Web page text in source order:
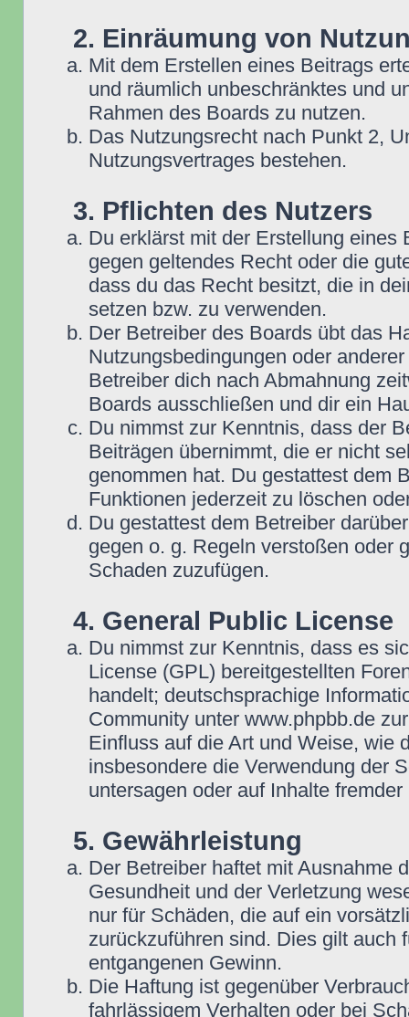
2. Einräumung von
Mit dem Erstellen eines Beitrags
und räumlich unbeschränktes und
Rahmen des Boards zu nutzen.
Das Nutzungsrecht nach Punkt 2,
Nutzungsvertrages bestehen.
3. Pflichten des Nutzers
Du erklärst mit der Erstellung eines
gegen geltendes Recht oder die
dass du das Recht besitzt, die in
setzen bzw. zu verwenden.
Der Betreiber des Boards übt das
Nutzungsbedingungen oder
Betreiber dich nach Abmahnung
Boards ausschließen und dir ein
Du nimmst zur Kenntnis, dass der
Beiträgen übernimmt, die er nicht
genommen hat. Du gestattest dem
Funktionen jederzeit zu löschen
Du gestattest dem Betreiber
gegen o. g. Regeln verstoßen oder
Schaden zuzufügen.
4. General Public License
Du nimmst zur Kenntnis, dass es
License (GPL) bereitgestellten
handelt; deutschsprachige
Community unter www.phpbb.de
Einfluss auf die Art und Weise, wie
insbesondere die Verwendung der
untersagen oder auf Inhalte
5. Gewährleistung
Der Betreiber haftet mit Ausnahme
Gesundheit und der Verletzung
nur für Schäden, die auf ein
zurückzuführen sind. Dies gilt auch
entgangenen Gewinn.
Die Haftung ist gegenüber
fahrlässigem Verhalten oder bei